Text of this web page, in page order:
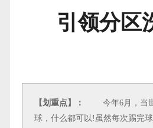
引领分区
【划重点】：
今年6月，当世
球，什么都可以!虽然每次踢完